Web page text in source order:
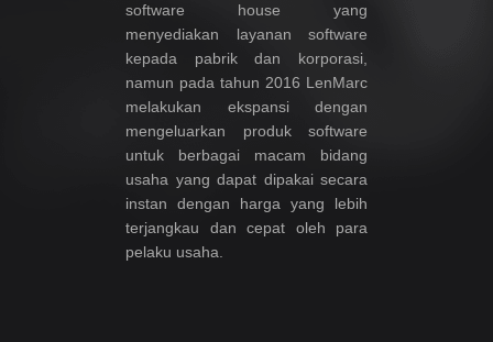
software house yang
menyediakan layanan software
kepada pabrik dan korporasi,
namun pada tahun 2016 LenMarc
melakukan ekspansi dengan
mengeluarkan produk software
untuk berbagai macam bidang
usaha yang dapat dipakai secara
instan dengan harga yang lebih
terjangkau dan cepat oleh para
pelaku usaha.